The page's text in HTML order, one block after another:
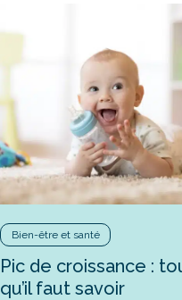
Bien-être et santé
Pic de croissance :
qu’il faut savoir